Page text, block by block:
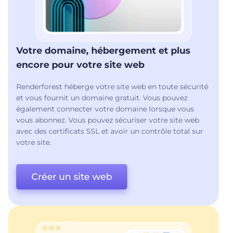
Votre domaine, hébergement et plus
encore pour votre site web
Renderforest héberge votre site web en toute sécurité
et vous fournit un domaine gratuit. Vous pouvez
également connecter votre domaine lorsque vous
vous abonnez. Vous pouvez sécuriser votre site web
avec des certificats SSL et avoir un contrôle total sur
votre site.
Créer un site web